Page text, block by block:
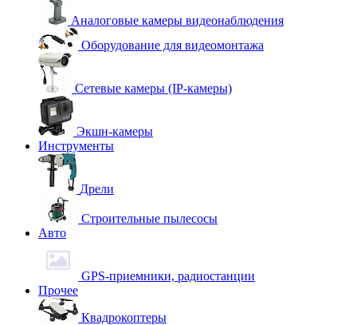
Аналоговые камеры видеонаблюдения
Оборудование для видеомонтажа
Сетевые камеры (IP-камеры)
Экшн-камеры
Инструменты
Дрели
Строительные пылесосы
Авто
GPS-приемники, радиостанции
Прочее
Квадрокоптеры